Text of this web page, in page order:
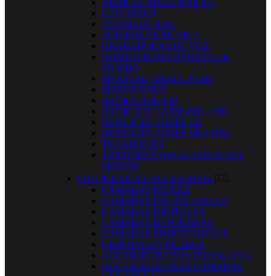
AURICULARES PARA TV
CAR AUDIO
DVD/BLUE RAY
EQUIPOS DE MÚSICA
GRABADORAS DE VOZ
HOME CINEMA BARRAS DE
SONIDO
MESAS DE MEZCLAS DJ
MICROFONOS
RADIOS AM / FM
RADIO CD, CASSETTE, USB
REPRODUCTORES CD
REPRODUCTORES MP3 MP4
TOCADISCOS
TRIPODES PARA ALTAVOCES Y
MICROS
FOTOGRAFIA Y ACCESORIOS  
CAMARAS REFLEX
CAMARAS INSTANTANEAS
CAMARAS DIGITALES
CAMARAS DEPORTIVAS
CÁMARAS ENDOSCOPICAS
OBJETIVOS Y FILTROS
ACCESORIOS PARA FOTOGAFIA
ACCESORIOS PARA CÁMARAS